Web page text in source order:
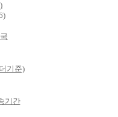
기준)
기간